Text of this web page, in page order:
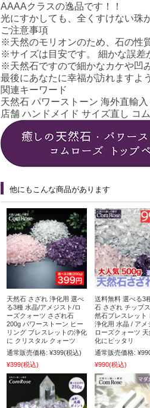
AAAAクラスの逸品です！！
光にすかしても、全くすけない珠
ご注意事項
※天然のモリオンのため、石の性
※サイズは目安です。 細かな誤差
※天然石ですので細かなカケや凹
最後にあなたに幸福が訪れますよ
関連キーワード
天然石 パワーストーン 海外直輸
店舗 ハンドメイド サイズ直し コ
他にもこんな商品があります
天然石 さざれ 浄化用 選べ
る3種 水晶/アメジスト/ロ
ーズクォーツ さざれ石
200g パワーストーン ヒー
リング ブレスレットの浄化
に クリスタル クォーツ
通常販売価格: ¥399(税込)
¥399(税込)
送料無料 選べる3
石 さざれ チップ
然石ブレスレット
浄化用 水晶 / アメ
ローズクォーツ
化にピッタリ
通常販売価格:
¥990(税込)